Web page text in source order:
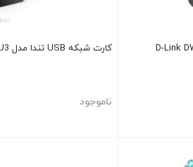
کارت شبکه USB تندا مدل Tenda U3
ناموجود